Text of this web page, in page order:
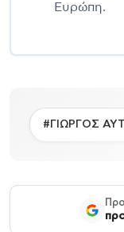
Ευρώπη.
#ΓΙΩΡΓΟΣ